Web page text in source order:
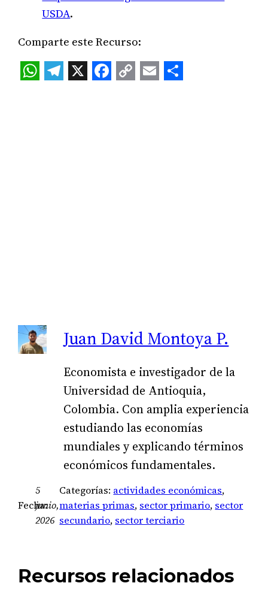
USDA.
Comparte este Recurso:
Juan David Montoya P.
Economista e investigador de la
Universidad de Antioquia,
Colombia. Con amplia experiencia
estudiando las economías
mundiales y explicando términos
económicos fundamentales.
Fecha:
5
junio,
2026
Categorías: actividades económicas
materias primas, sector primario, sector
secundario, sector terciario
Recursos relacionados